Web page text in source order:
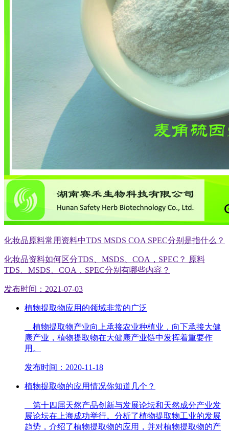
化妆品原料常用资料中TDS MSDS COA SPEC分别是指什么？
化妆品资料如何区分TDS、MSDS、COA，SPEC？ 原料
TDS、MSDS、COA，SPEC分别有哪些内容？
发布时间：2021-07-03
植物提取物应用的领域非常的广泛
植物提取物产业向上承接农业种植业，向下承接大健
康产业，植物提取物在大健康产业链中发挥着重要作
用。
发布时间：2020-11-18
植物提取物的应用情况你知道几个？
第十四届天然产品创新与发展论坛和天然成分产业发
展论坛在上海成功举行。分析了植物提取物工业的发展
趋势，介绍了植物提取物的应用，并对植物提取物的产